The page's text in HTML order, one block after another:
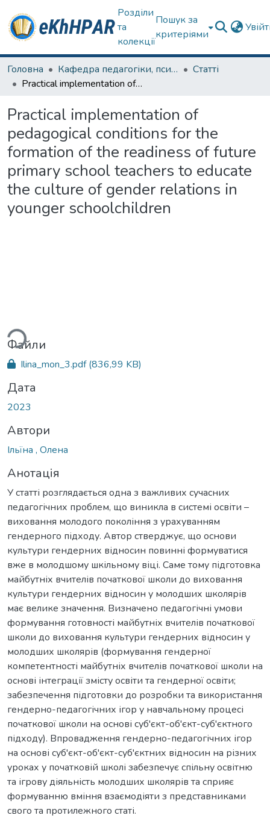
Розділи
та
колекції
Пошук за
критеріями
Головна Кафедра педагогіки, психології, початкової освіти та освітнього менеджменту
Статті
Practical implementation of pedagogical conditions for the formation of the readiness of future primary school teachers to educate the culture of gender relations in younger schoolchildren
Practical implementation of
pedagogical conditions for the
formation of the readiness of future
primary school teachers to educate
the culture of gender relations in
younger schoolchildren
Файли
Ilina_mon_3.pdf(836,99 KB)
Дата
2023
Автори
Ільїна , Олена
Анотація
У статті розглядається одна з важливих сучасних
педагогічних проблем, що виникла в системі освіти –
виховання молодого покоління з урахуванням
гендерного підходу. Автор стверджує, що основи
культури гендерних відносин повинні формуватися
вже в молодшому шкільному віці. Саме тому підготовка
майбутніх вчителів початкової школи до виховання
культури гендерних відносин у молодших школярів
має велике значення. Визначено педагогічні умови
формування готовності майбутніх вчителів початкової
школи до виховання культури гендерних відносин у
молодших школярів (формування гендерної
компетентності майбутніх вчителів початкової школи на
основі інтеграції змісту освіти та гендерної освіти;
забезпечення підготовки до розробки та використання
гендерно-педагогічних ігор у навчальному процесі
початкової школи на основі суб'єкт-об'єкт-суб'єктного
підходу). Впровадження гендерно-педагогічних ігор
на основі суб'єкт-об'єкт-суб'єктних відносин на різних
уроках у початковій школі забезпечує спільну освітню
та ігрову діяльність молодших школярів та сприяє
формуванню вміння взаємодіяти з представниками
свого та протилежного статі.